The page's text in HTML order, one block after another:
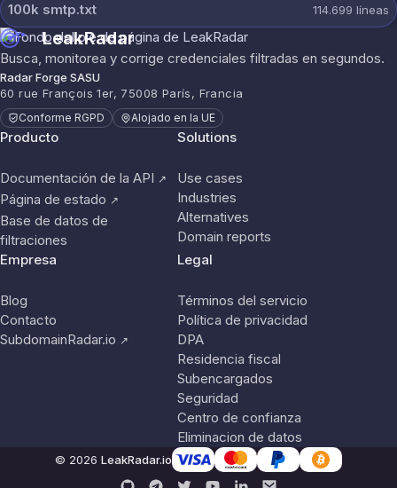
100k smtp.txt 114.699 líneas
LeakRadar
Busca, monitorea y corrige credenciales filtradas en segundos.
Radar Forge SASU
60 rue François 1er, 75008 París, Francia
Conforme RGPD Alojado en la UE
Producto
Documentación de la API ↗
Página de estado ↗
Base de datos de
filtraciones
Solutions
Use cases
Industries
Alternatives
Domain reports
Empresa
Blog
Contacto
SubdomainRadar.io ↗
Legal
Términos del servicio
Política de privacidad
DPA
Residencia fiscal
Subencargados
Seguridad
Centro de confianza
Eliminacion de datos
© 2026 LeakRadar.io